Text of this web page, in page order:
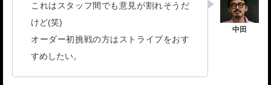
これはスタッフ間でも意見が割れそうだ
けど(笑)
オーダー初挑戦の方はストライプをおす
すめしたい。